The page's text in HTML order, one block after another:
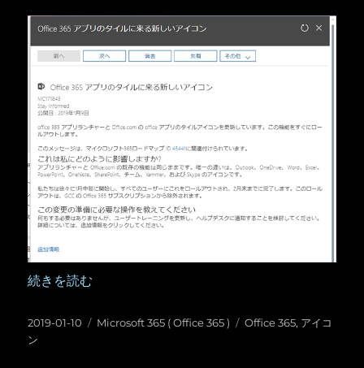
“Office 365 ：1月中旬～2月末にかけて新しいアイコンに
続きを読む
投
稿
2019-01-10
カ
Microsoft 365 ( Office 365 )
タ
Office 365, アイコ
ン